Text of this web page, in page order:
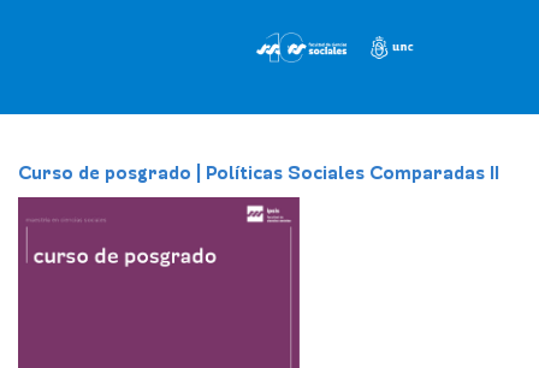
Curso de posgrado | Políticas Sociales Comparadas II